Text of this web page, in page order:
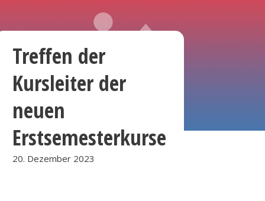
Treffen der
Kursleiter der
neuen
Erstsemesterkurse
20. Dezember 2023